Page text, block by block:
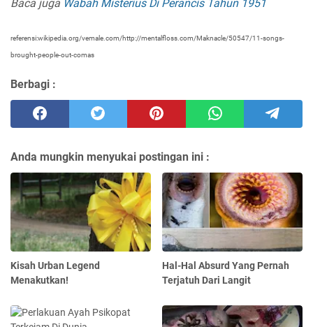
Baca juga Wabah Misterius Di Perancis Tahun 1951
referensi:wikipedia.org/vemale.com/http://mentalfloss.com/Maknacle/50547/11-songs-
brought-people-out-comas
Berbagi :
Anda mungkin menyukai postingan ini :
Kisah Urban Legend
Menakutkan!
Hal-Hal Absurd Yang Pernah
Terjatuh Dari Langit